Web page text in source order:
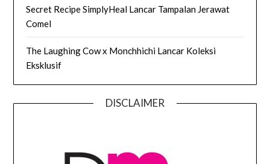
Secret Recipe SimplyHeal Lancar Tampalan Jerawat
Comel
The Laughing Cow x Monchhichi Lancar Koleksi
Eksklusif
DISCLAIMER